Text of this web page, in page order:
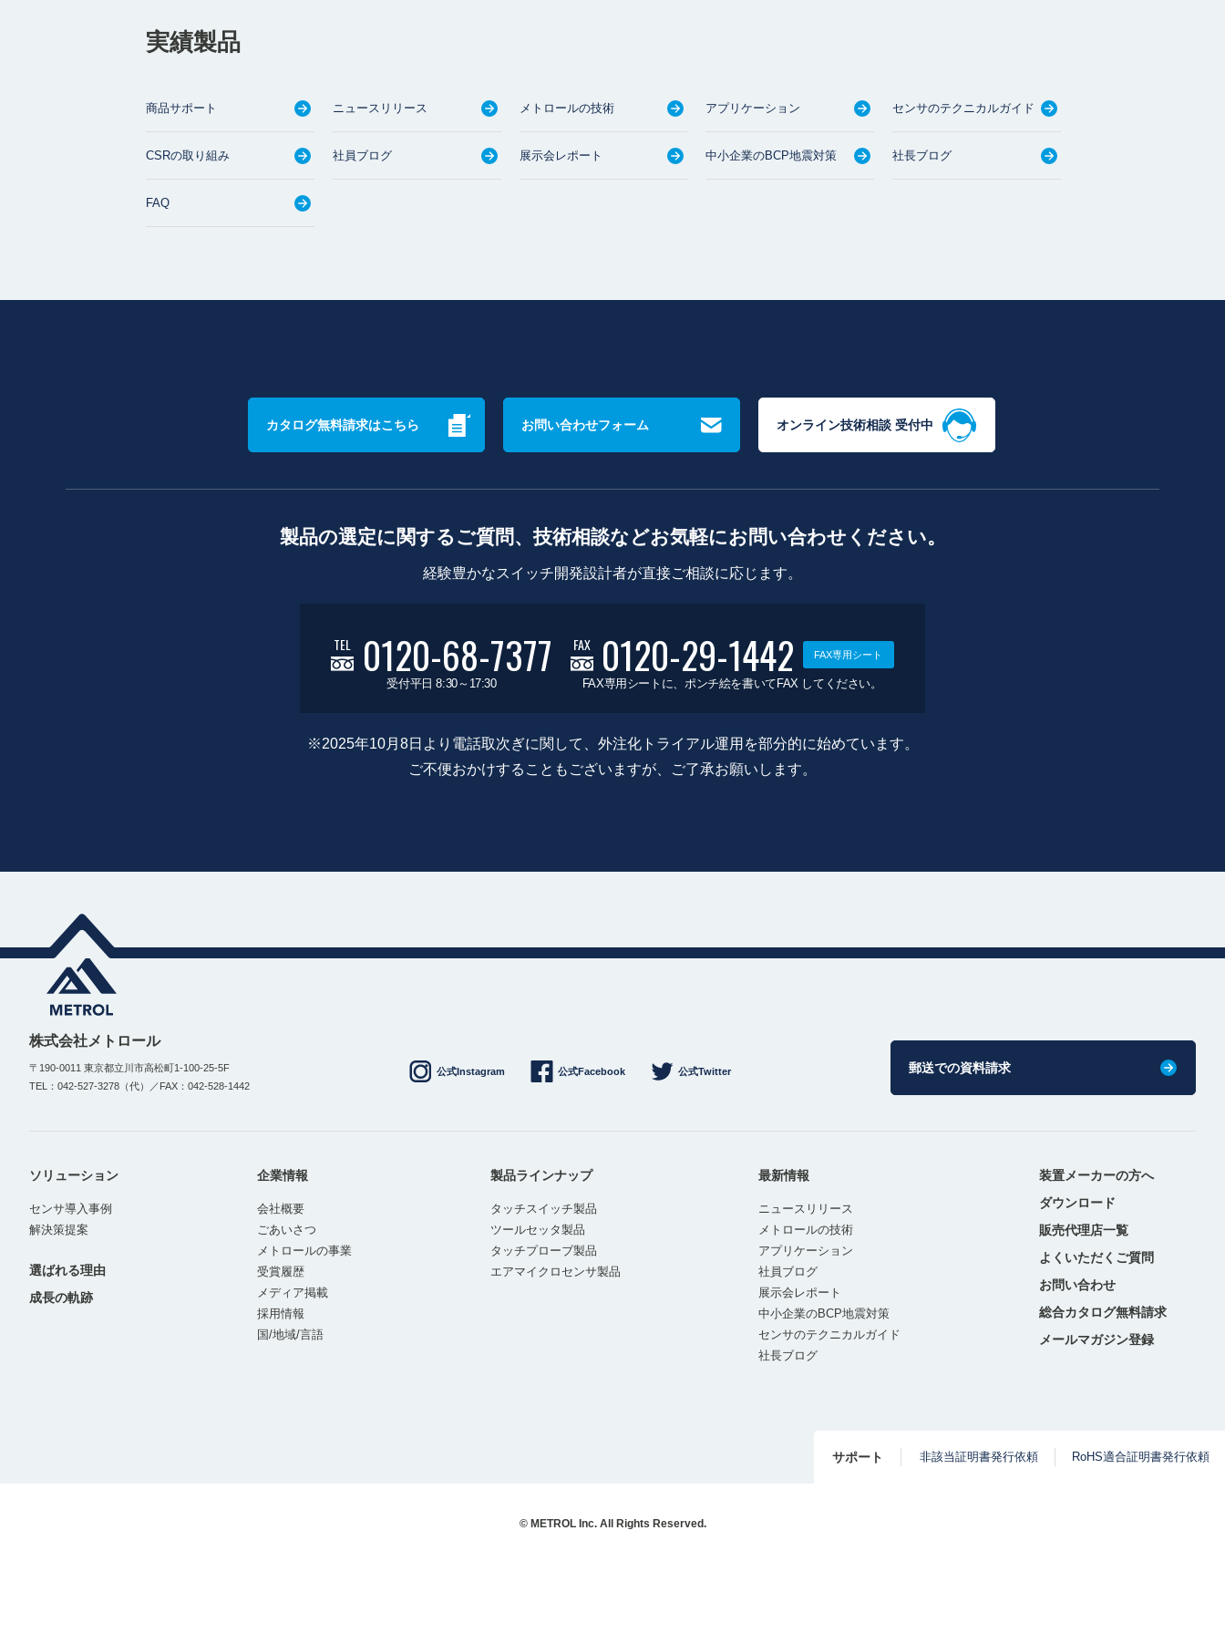
実績製品
商品サポート ニュースリリース メトロールの技術 アプリケーション センサのテクニカルガイド
CSRの取り組み 社員ブログ 展示会レポート 中小企業のBCP地震対策 社長ブログ
FAQ
カタログ無料請求はこちら お問い合わせフォーム オンライン技術相談 受付中
製品の選定に関するご質問、技術相談などお気軽にお問い合わせください。
経験豊かなスイッチ開発設計者が直接ご相談に応じます。
TEL 0120-68-7377
受付平日 8:30～17:30
FAX 0120-29-1442 FAX専用シート
FAX専用シートに、ポンチ絵を書いてFAX してください。
※2025年10月8日より電話取次ぎに関して、外注化トライアル運用を部分的に始めています。
ご不便おかけすることもございますが、ご了承お願いします。
株式会社メトロール
〒190-0011 東京都立川市高松町1-100-25-5F
TEL：042-527-3278（代）／FAX：042-528-1442
公式Instagram 公式Facebook 公式Twitter 郵送での資料請求
ソリューション
センサ導入事例
解決策提案
選ばれる理由
成長の軌跡
企業情報
会社概要
ごあいさつ
メトロールの事業
受賞履歴
メディア掲載
採用情報
国/地域/言語
製品ラインナップ
タッチスイッチ製品
ツールセッタ製品
タッチプローブ製品
エアマイクロセンサ製品
最新情報
ニュースリリース
メトロールの技術
アプリケーション
社員ブログ
展示会レポート
中小企業のBCP地震対策
センサのテクニカルガイド
社長ブログ
装置メーカーの方へ
ダウンロード
販売代理店一覧
よくいただくご質問
お問い合わせ
総合カタログ無料請求
メールマガジン登録
サポート 非該当証明書発行依頼 RoHS適合証明書発行依頼
© METROL Inc. All Rights Reserved.